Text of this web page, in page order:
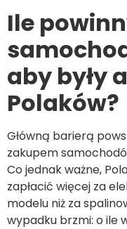
Ile
aby były
Polaków?
Główną barierą
zakupem
Co jednak ważne,
zapłacić więcej za
modelu niż za
wypadku brzmi: o ile